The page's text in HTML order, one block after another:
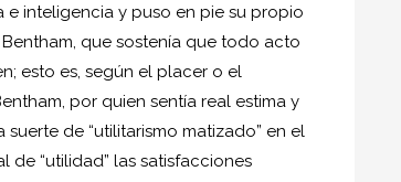
inteligencia y puso en pie su propio
, que sostenía que todo acto
esto es, según el placer o el
por quien sentía real estima y
suerte de “utilitarismo matizado” en el
“utilidad” las satisfacciones